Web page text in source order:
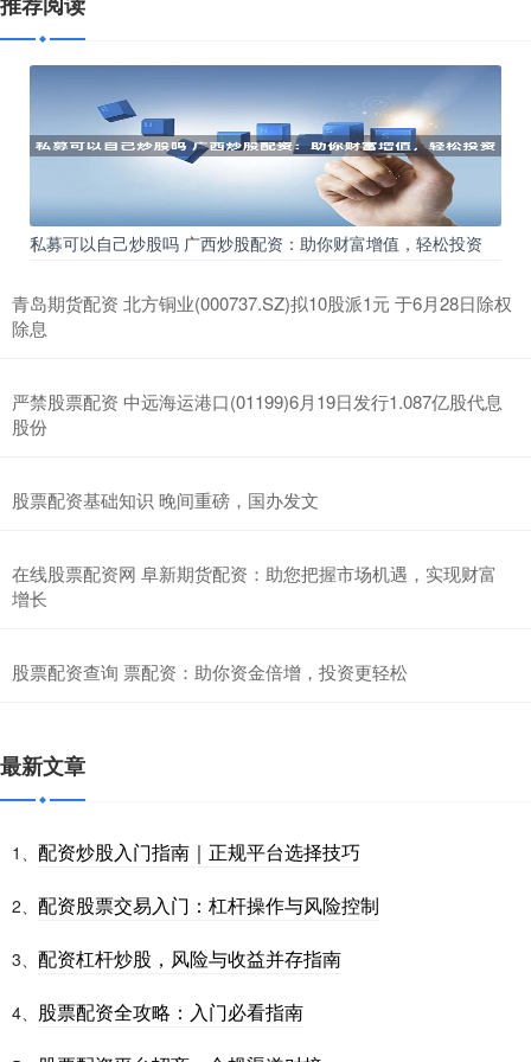
私募可以自己炒股吗 广西炒股配资：助你财富增值，轻松投资
青岛期货配资 北方铜业(000737.SZ)拟10股派1元 于6月28日除权
除息
严禁股票配资 中远海运港口(01199)6月19日发行1.087亿股代息
股份
股票配资基础知识 晚间重磅，国办发文
在线股票配资网 阜新期货配资：助您把握市场机遇，实现财富
增长
股票配资查询 票配资：助你资金倍增，投资更轻松
最新文章
1、 配资炒股入门指南｜正规平台选择技巧
2、 配资股票交易入门：杠杆操作与风险控制
3、 配资杠杆炒股，风险与收益并存指南
4、 股票配资全攻略：入门必看指南